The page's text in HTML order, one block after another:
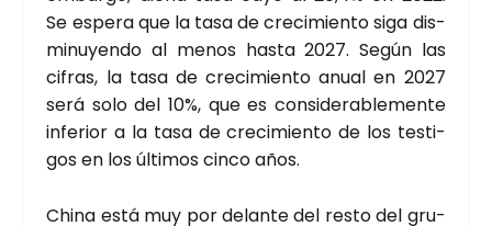
Se espe­ra que la tasa de cre­ci­mien­to siga dis­
mi­nu­yen­do al menos has­ta 2027. Según las
cifras, la tasa de cre­ci­mien­to anual en 2027
será solo del 10%, que es con­si­de­ra­ble­men­te
infe­rior a la tasa de cre­ci­mien­to de los tes­ti­
gos en los últi­mos cin­co años.
Chi­na está muy por delan­te del res­to del gru­